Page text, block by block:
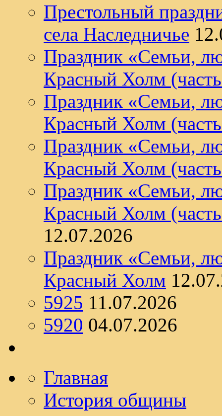
Престольный
села Наследничье
Праздник «Семьи,
Красный Холм
Праздник «Семьи,
Красный Холм
Праздник «Семьи,
Красный Холм
Праздник «Семьи,
Красный Холм
12.07.2026
Праздник «Семьи,
Красный Холм
5925 11.07.2026
5920 04.07.2026
Главная
История общины